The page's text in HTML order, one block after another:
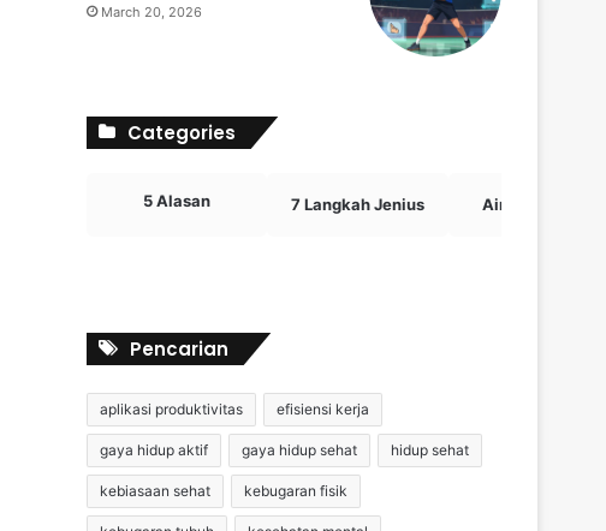
March 20, 2026
Categories
5 Alasan 7 Langkah Jenius Airdrop Crypto
Pencarian
aplikasi produktivitas efisiensi kerja
gaya hidup aktif gaya hidup sehat hidup sehat
kebiasaan sehat kebugaran fisik